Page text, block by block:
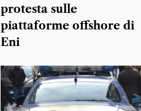
protesta sulle
piattaforme offshore di
Eni